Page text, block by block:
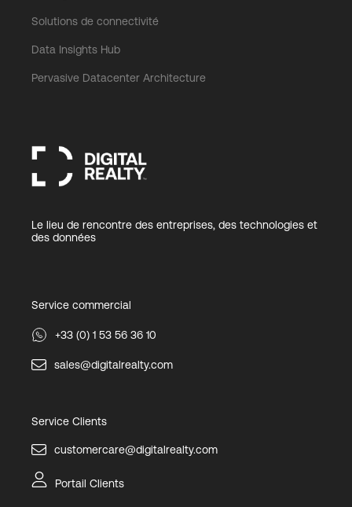
Solutions de connectivité
Data Insights Hub
Pervasive Datacenter Architecture
Le lieu de rencontre des entreprises, des technologies et
des données
Service commercial
+33 (0) 1 53 56 36 10
sales@digitalrealty.com
Service Clients
customercare@digitalrealty.com
Portail Clients